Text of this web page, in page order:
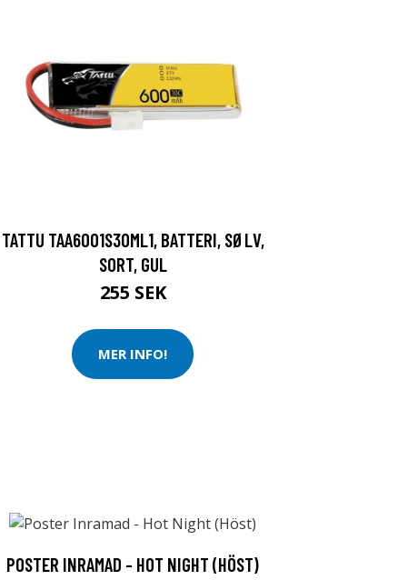
TATTU TAA6001S30ML1, BATTERI, SØLV,
SORT, GUL
255 SEK
MER INFO!
POSTER INRAMAD - HOT NIGHT (HÖST)